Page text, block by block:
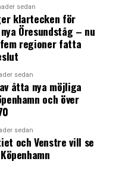
sedan
klartecken för
Öresundståg – nu
regioner fatta
sedan
åtta nya möjliga
och över
sedan
och Venstre vill se